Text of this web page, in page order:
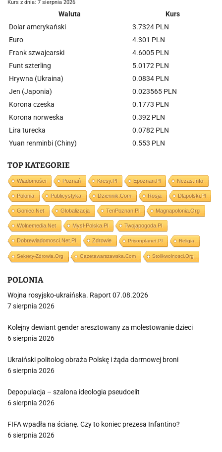
Kurs z dnia: 7 sierpnia 2026
Waluta
Kurs
Dolar amerykański
3.7324 PLN
Euro
4.301 PLN
Frank szwajcarski
4.6005 PLN
Funt szterling
5.0172 PLN
Hrywna (Ukraina)
0.0834 PLN
Jen (Japonia)
0.023565 PLN
Korona czeska
0.1773 PLN
Korona norweska
0.392 PLN
Lira turecka
0.0782 PLN
Yuan renminbi (Chiny)
0.553 PLN
TOP KATEGORIE
Wiadomości Poznań Kresy.pl Epoznan.pl Nczas.info
Polonia Publicystyka Dziennik.com Rosja Dlapolski.pl
Goniec.net Globalizacja TenPoznan.pl Magnapolonia.org
Wolnemedia.net Mysl-Polska.pl Twojapogoda.pl
Dobrewiadomosci.net.pl Zdrowie Prisonplanet.pl Religia
Sekrety-Zdrowia.org Gazetawarszawska.com Stolikwolnosci.org
POLONIA
Wojna rosyjsko-ukraińska. Raport 07.08.2026
7 sierpnia 2026
Kolejny dewiant gender aresztowany za molestowanie dzieci
6 sierpnia 2026
Ukraiński politolog obraża Polskę i żąda darmowej broni
6 sierpnia 2026
Depopulacja – szalona ideologia pseudoelit
6 sierpnia 2026
FIFA wpadła na ścianę. Czy to koniec prezesa Infantino?
6 sierpnia 2026